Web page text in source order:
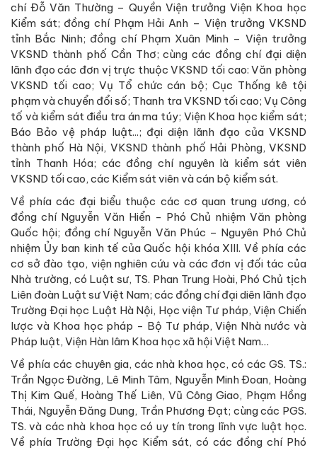
chí Đỗ Văn Thường – Quyền Viện trưởng Viện Khoa học
Kiểm sát; đồng chí Phạm Hải Anh – Viện trưởng VKSND
tỉnh Bắc Ninh; đồng chí Phạm Xuân Minh – Viện trưởng
VKSND thành phố Cần Thơ; cùng các đồng chí đại diện
lãnh đạo các đơn vị trực thuộc VKSND tối cao: Văn phòng
VKSND tối cao; Vụ Tổ chức cán bộ; Cục Thống kê tội
phạm và chuyển đổi số; Thanh tra VKSND tối cao; Vụ Công
tố và kiểm sát điều tra án ma túy; Viện Khoa học kiểm sát;
Báo Bảo vệ pháp luật...; đại diện lãnh đạo của VKSND
thành phố Hà Nội, VKSND thành phố Hải Phòng, VKSND
tỉnh Thanh Hóa; các đồng chí nguyên là kiểm sát viên
VKSND tối cao, các Kiểm sát viên và cán bộ kiểm sát.
Về phía các đại biểu thuộc các cơ quan trung ương, có
đồng chí Nguyễn Văn Hiển - Phó Chủ nhiệm Văn phòng
Quốc hội; đồng chí Nguyễn Văn Phúc – Nguyên Phó Chủ
nhiệm Ủy ban kinh tế của Quốc hội khóa XIII. Về phía các
cơ sở đào tạo, viện nghiên cứu và các đơn vị đối tác của
Nhà trường, có Luật sư, TS. Phan Trung Hoài, Phó Chủ tịch
Liên đoàn Luật sư Việt Nam; các đồng chí đại diên lãnh đạo
Trường Đại học Luật Hà Nội, Học viện Tư pháp, Viện Chiến
lược và Khoa học pháp - Bộ Tư pháp, Viện Nhà nước và
Pháp luật, Viện Hàn lâm Khoa học xã hội Việt Nam…
Về phía các chuyên gia, các nhà khoa học, có các GS. TS.:
Trần Ngọc Đường, Lê Minh Tâm, Nguyễn Minh Đoan, Hoàng
Thị Kim Quế, Hoàng Thế Liên, Vũ Công Giao, Phạm Hồng
Thái, Nguyễn Đăng Dung, Trần Phương Đạt; cùng các PGS.
TS. và các nhà khoa học có uy tín trong lĩnh vực luật học.
Về phía Trường Đại học Kiểm sát, có các đồng chí Phó